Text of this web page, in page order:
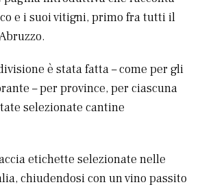
e i suoi vitigni, primo fra tutti il
è stata fatta – come per gli
– per province, per ciascuna
selezionate cantine
etichette selezionate nelle
chiudendosi con un vino passito